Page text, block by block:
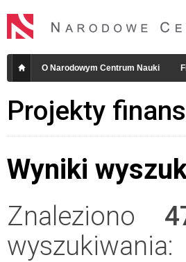
O Narodowym Centrum Nauki
Projekty
Wyniki
Znaleziono
wyszukiwania: